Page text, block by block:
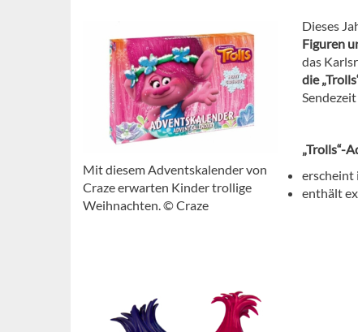
Mit diesem Adventskalender von
Craze erwarten Kinder trollige
Weihnachten. © Craze
Dieses
Figuren
das
die
„Trolls“-
erscheint
enthält